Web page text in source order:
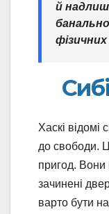
й
Хаскі
до свободи.
пригод. Вони
зачинені
варто бути